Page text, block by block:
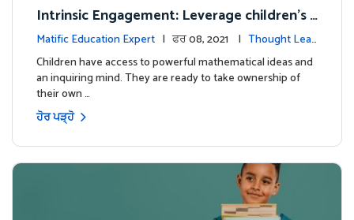
Intrinsic Engagement: Leverage children's
mathematical potential and inquiring mind
Matific Education Expert | ਫਰ 08, 2021 | Thought Lead
ership
Children have access to powerful mathematical ideas and
an inquiring mind. They are ready to take ownership of
their own …
ਹੋਰ ਪੜ੍ਹੋ